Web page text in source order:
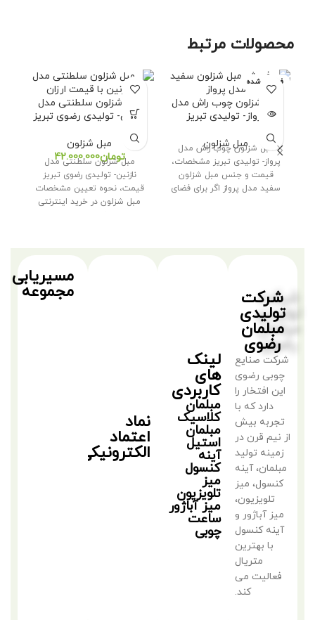
محصولات مرتبط
فروخته شده
مبل شزلون چوب راش مدل
پرواز- تولیدی تبریز
مبل شزلون
مبل شزلون چوب راش مدل
پرواز- تولیدی تبریز مشخصات،
قیمت و جنس مبل شزلون
سفید مدل پرواز اگر برای فضای
مبل شزلون سلطنتی مدل
نازنین- تولیدی رضوی تبریز
مبل شزلون
تومان
مبل شزلون سلطنتی مدل
نازنین- تولیدی رضوی تبریز
قیمت، نحوه تعیین مشخصات
مبل شزلون در خرید اینترنتی
شرکت
تولیدی
مبلمان
رضوی
شرکت صنایع
چوبی رضوی
این افتخار را
دارد که با
تجربه بیش
از نیم قرن در
زمینه تولید
مبلمان، آینه
کنسول، میز
تلویزیون،
میز آباژور و
آینه کنسول
با بهترین
متریال
فعالیت می
کند.
لینک
های
کاربردی
مبلمان
کلاسیک
مبلمان
استیل
آینه
کنسول
میز
تلویزیون
میز آباژور
ساعت
چوبی
نماد
اعتماد
الکترونیکی
مسیریابی
مجموعه